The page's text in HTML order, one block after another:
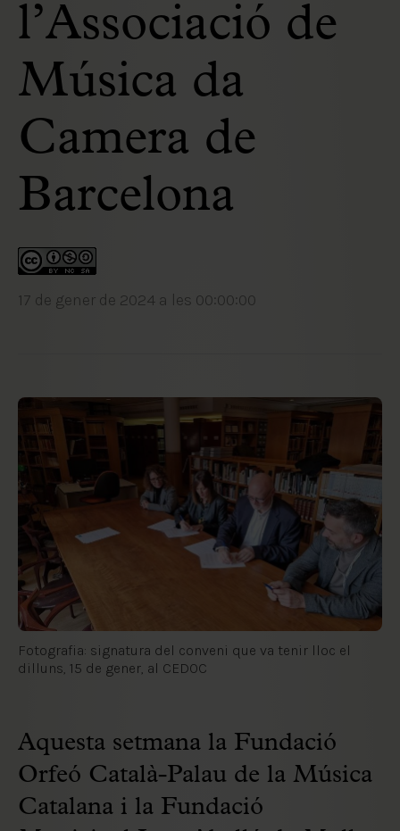
l’Associació de
Música da
Camera de
Barcelona
17 de gener de 2024 a les 00:00:00
Fotografia: signatura del conveni que va tenir lloc el
dilluns, 15 de gener, al CEDOC
Aquesta setmana la Fundació
Orfeó Català-Palau de la Música
Catalana i la Fundació